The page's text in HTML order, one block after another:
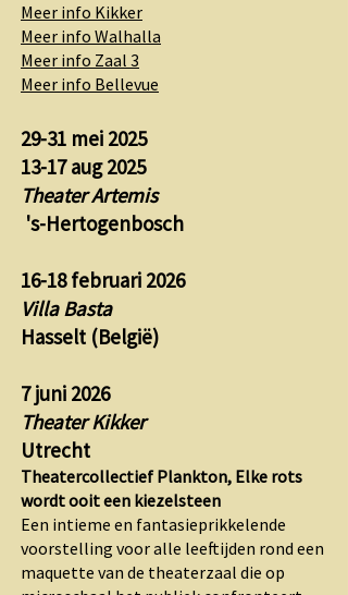
Meer info Kikker
Meer info Walhalla
Meer info Zaal 3
Meer info Bellevue
29-31 mei 2025
13-17 aug 2025
Theater Artemis
's-Hertogenbosch
16-18 februari 2026
Villa Basta
Hasselt (België)
7 juni 2026
Theater Kikker
Utrecht
Theatercollectief Plankton, Elke rots
wordt ooit een kiezelsteen
Een intieme en fantasieprikkelende
voorstelling voor alle leeftijden rond een
maquette van de theaterzaal die op